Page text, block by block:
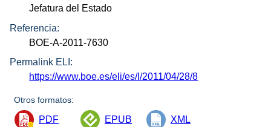
Jefatura del Estado
Referencia:
BOE-A-2011-7630
Permalink ELI:
https://www.boe.es/eli/es/l/2011/04/28/8
Otros formatos:
PDF EPUB XML